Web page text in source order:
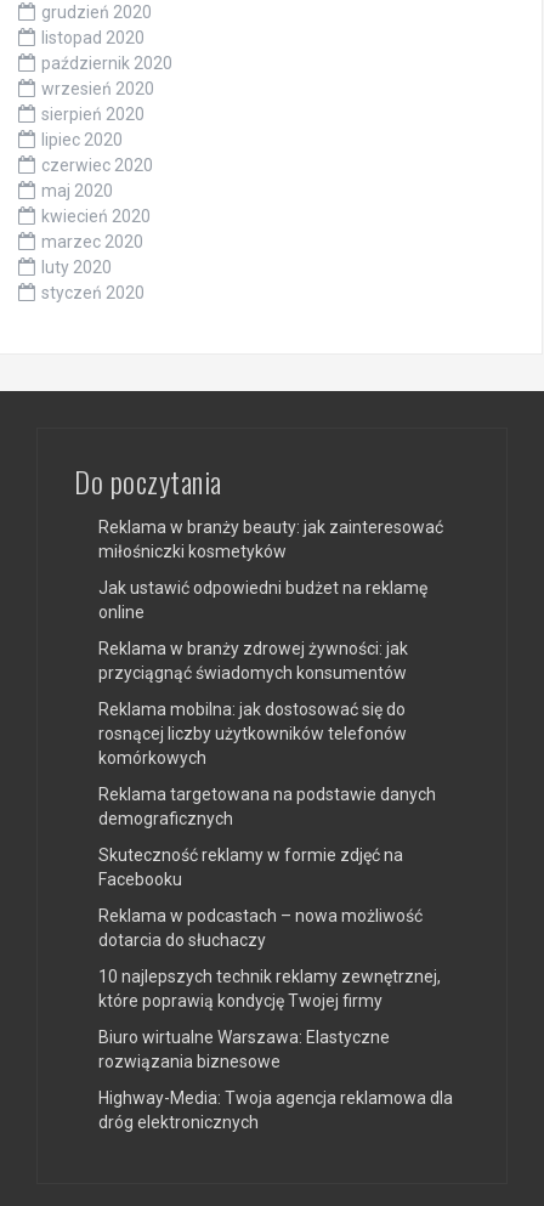
grudzień 2020
listopad 2020
październik 2020
wrzesień 2020
sierpień 2020
lipiec 2020
czerwiec 2020
maj 2020
kwiecień 2020
marzec 2020
luty 2020
styczeń 2020
Do poczytania
Reklama w branży beauty: jak zainteresować
miłośniczki kosmetyków
Jak ustawić odpowiedni budżet na reklamę
online
Reklama w branży zdrowej żywności: jak
przyciągnąć świadomych konsumentów
Reklama mobilna: jak dostosować się do
rosnącej liczby użytkowników telefonów
komórkowych
Reklama targetowana na podstawie danych
demograficznych
Skuteczność reklamy w formie zdjęć na
Facebooku
Reklama w podcastach – nowa możliwość
dotarcia do słuchaczy
10 najlepszych technik reklamy zewnętrznej,
które poprawią kondycję Twojej firmy
Biuro wirtualne Warszawa: Elastyczne
rozwiązania biznesowe
Highway-Media: Twoja agencja reklamowa dla
dróg elektronicznych